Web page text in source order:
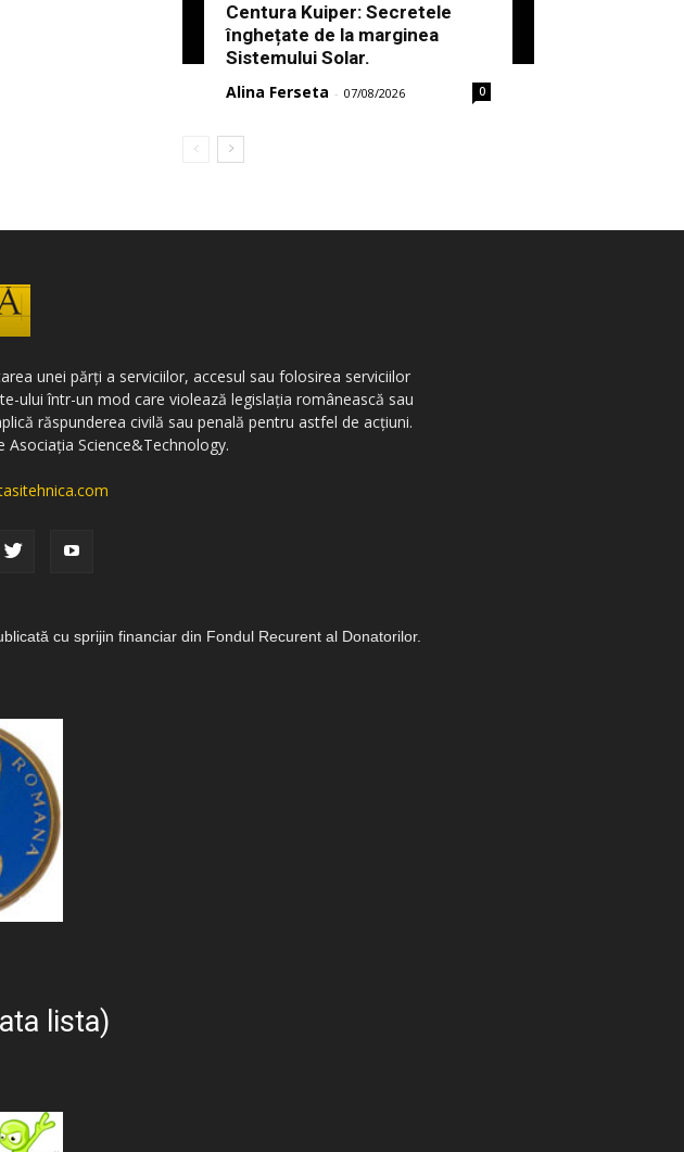
Centura Kuiper: Secretele
înghețate de la marginea
Sistemului Solar.
Alina Ferseta - 07/08/2026 0
unei părți a serviciilor, accesul sau folosirea serviciilor
ului într-un mod care violează legislația românească sau
răspunderea civilă sau penală pentru astfel de acțiuni.
Science&Technology.
cu sprijin financiar din Fondul Recurent al Donatorilor.
lista)